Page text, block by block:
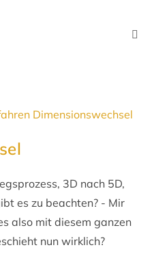
3D nach 5D,
es zu beachten? - Mir
also mit diesem ganzen
nun wirklich?